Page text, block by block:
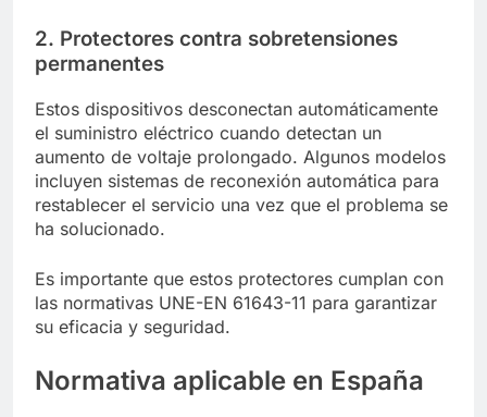
2. Protectores contra sobretensiones
permanentes
Estos dispositivos desconectan automáticamente
el suministro eléctrico cuando detectan un
aumento de voltaje prolongado. Algunos modelos
incluyen sistemas de reconexión automática para
restablecer el servicio una vez que el problema se
ha solucionado.
Es importante que estos protectores cumplan con
las normativas UNE-EN 61643-11 para garantizar
su eficacia y seguridad.
Normativa aplicable en España